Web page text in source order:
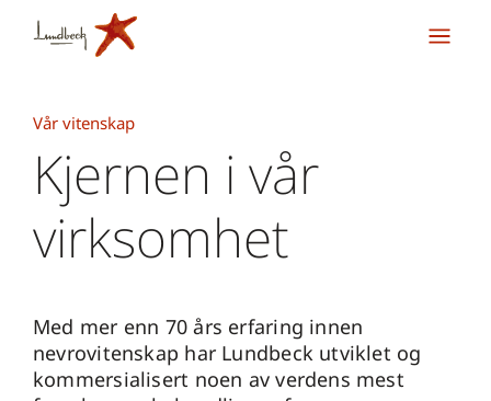
Vår vitenskap
Kjernen i vår
virksomhet
Med mer enn 70 års erfaring innen
nevrovitenskap har Lundbeck utviklet og
kommersialisert noen av verdens mest